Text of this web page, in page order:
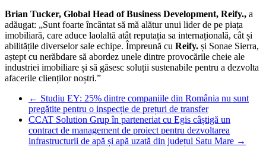
Brian Tucker, Global Head of Business Development, Reify., a
adăugat: „Sunt foarte încântat să mă alătur unui lider de pe piața
imobiliară, care aduce laolaltă atât reputația sa internațională, cât și
abilitățile diverselor sale echipe. Împreună cu Reify. și Sonae Sierra,
aștept cu nerăbdare să abordez unele dintre provocările cheie ale
industriei imobiliare și să găsesc soluții sustenabile pentru a dezvolta
afacerile clienților noștri.”
← Studiu EY: 25% dintre companiile din România nu sunt
pregătite pentru o inspecție de prețuri de transfer
CCAT Solution Grup în parteneriat cu Egis câștigă un
contract de management de proiect pentru dezvoltarea
infrastructurii de apă și apă uzată din județul Satu Mare →